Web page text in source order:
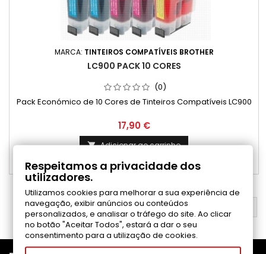
MARCA: TINTEIROS COMPATÍVEIS BROTHER
LC900 PACK 10 CORES
(0)
Pack Económico de 10 Cores de Tinteiros Compatíveis LC900
Preço
17,90 €
 Adicionar ao carrinho
Disponível
VOLTAR AO TOPO
Respeitamos a privacidade dos
utilizadores.
Utilizamos cookies para melhorar a sua experiência de
navegação, exibir anúncios ou conteúdos
personalizados, e analisar o tráfego do site. Ao clicar
no botão "Aceitar Todos", estará a dar o seu
consentimento para a utilização de cookies.